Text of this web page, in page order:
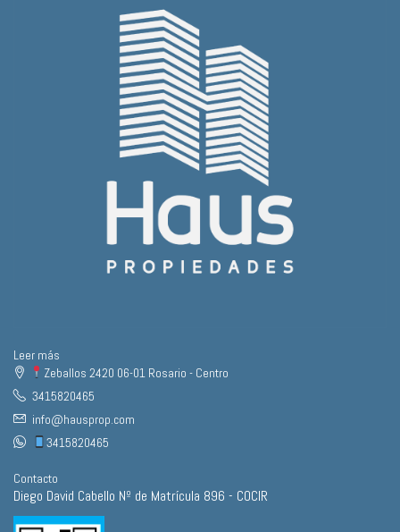
Leer más
Zeballos 2420 06-01 Rosario - Centro
3415820465
info@hausprop.com
3415820465
Contacto
Diego David Cabello Nº de Matrícula 896 - COCIR